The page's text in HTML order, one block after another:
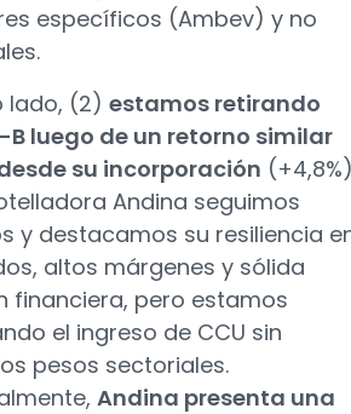
específicos (Ambev) y no
lado, (2) estamos retirando
luego de un retorno similar
su incorporación
Andina seguimos
y destacamos su resiliencia
altos márgenes y sólida
financiera, pero estamos
el ingreso de CCU sin
pesos sectoriales.
Andina presenta una